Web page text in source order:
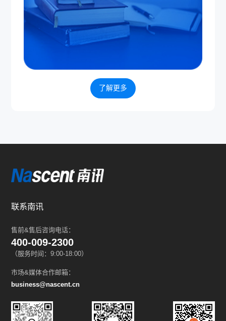
了解更多
联系南讯
售前&售后咨询电话：
400-009-2300
（服务时间：9:00-18:00）
市场&媒体合作邮箱：
business@nascent.cn